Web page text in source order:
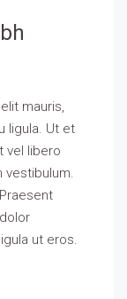
mauris,
ligula. Ut et
vel libero
vestibulum.
ut eros.